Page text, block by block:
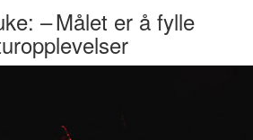
– Målet er å fylle